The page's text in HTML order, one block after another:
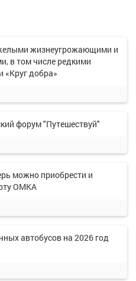
жизнеугрожающими и
в том числе редкими
добра»
форум "Путешествуй"
можно приобрести и
ОМКА
автобусов на 2026 год